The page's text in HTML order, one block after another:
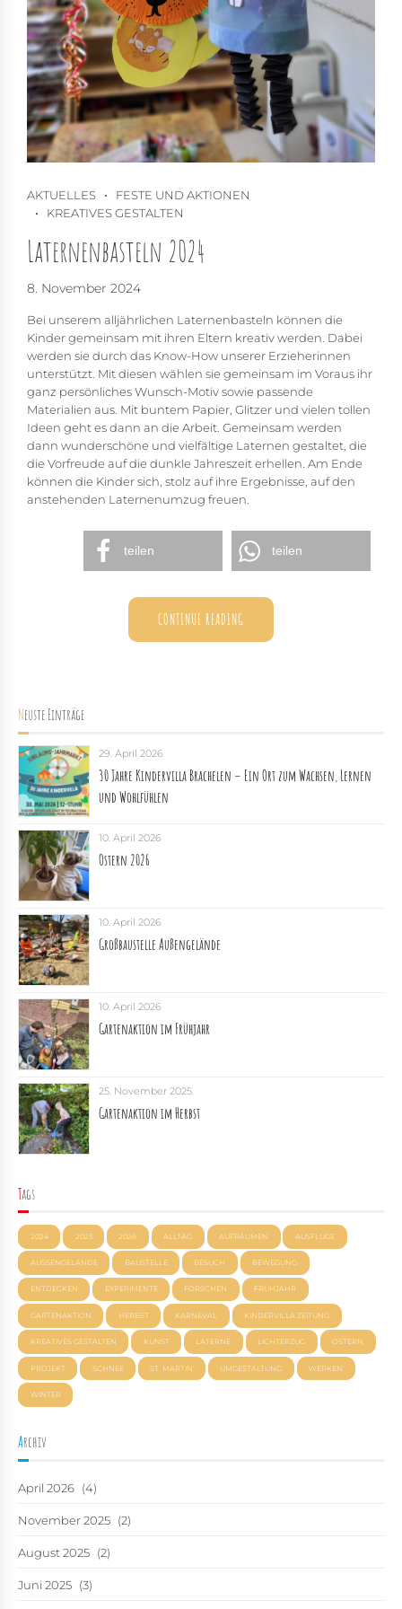
AKTUELLES
FESTE UND AKTIONEN
KREATIVES GESTALTEN
Laternenbasteln 2024
8. November 2024
Bei unserem alljährlichen Laternenbasteln können die
Kinder gemeinsam mit ihren Eltern kreativ werden. Dabei
werden sie durch das Know-How unserer Erzieherinnen
unterstützt. Mit diesen wählen sie gemeinsam im Voraus ihr
ganz persönliches Wunsch-Motiv sowie passende
Materialien aus. Mit buntem Papier, Glitzer und vielen tollen
Ideen geht es dann an die Arbeit. Gemeinsam werden
dann wunderschöne und vielfältige Laternen gestaltet, die
die Vorfreude auf die dunkle Jahreszeit erhellen. Am Ende
können die Kinder sich, stolz auf ihre Ergebnisse, auf den
anstehenden Laternenumzug freuen.
teilen teilen
CONTINUE READING
Neuste Einträge
29. April 2026
30 Jahre Kindervilla Brachelen – Ein Ort zum Wachsen, Lernen
und Wohlfühlen
10. April 2026
Ostern 2026
10. April 2026
Großbaustelle Außengelände
10. April 2026
Gartenaktion im Frühjahr
25. November 2025
Gartenaktion im Herbst
Tags
2024 2025 2026 ALLTAG AUFRÄUMEN AUSFLÜGE
AUSSENGELÄNDE BAUSTELLE BESUCH BEWEGUNG
ENTDECKEN EXPERIMENTE FORSCHEN FRÜHJAHR
GARTENAKTION HERBST KARNEVAL KINDERVILLA ZEITUNG
KREATIVES GESTALTEN KUNST LATERNE LICHTERZUG OSTERN
PROJEKT SCHNEE ST. MARTIN UMGESTALTUNG WERKEN
WINTER
Archiv
April 2026 (4)
November 2025 (2)
August 2025 (2)
Juni 2025 (3)